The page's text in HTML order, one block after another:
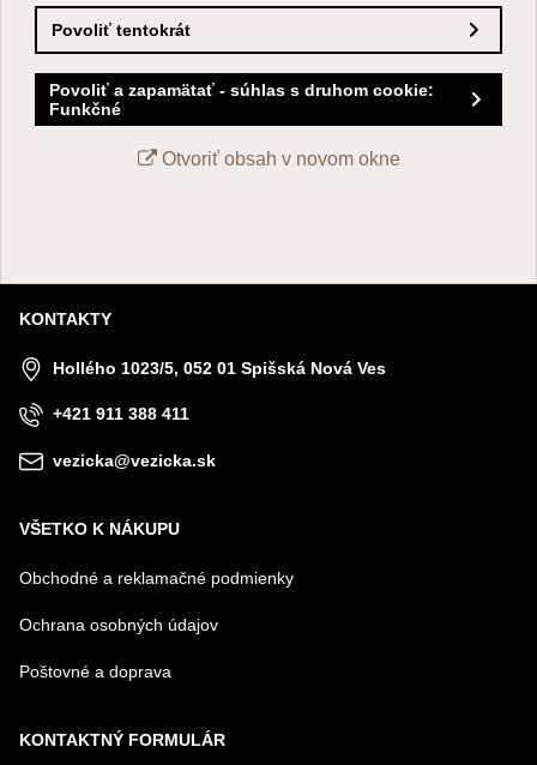
Povoliť tentokrát
Povoliť a zapamätať - súhlas s druhom cookie:
Funkčné
Otvoriť obsah v novom okne
KONTAKTY
Hollého 1023/5, 052 01 Spišská Nová Ves
+421 911 388 411
vezicka@vezicka.sk
VŠETKO K NÁKUPU
Obchodné a reklamačné podmienky
Ochrana osobných údajov
Poštovné a doprava
KONTAKTNÝ FORMULÁR